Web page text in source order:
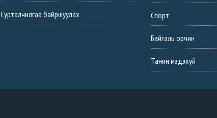
Сурталчилгаа байршуулах Спорт
Байгаль орчин
Танин мэдэхүй